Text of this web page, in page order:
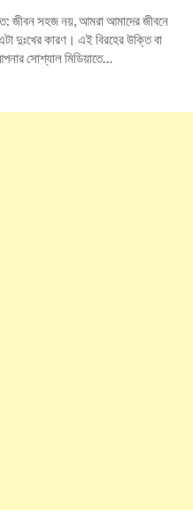
জীবন সহজ নয়, আমরা আমাদের জীবনে
দুঃখের কারণ। এই বিরহের উক্তি বা
সোশ্যাল মিডিয়াতে…